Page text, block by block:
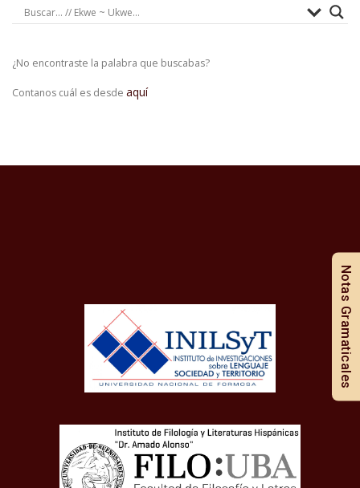
¿No encontraste la palabra que buscabas?
Contanos cuál es desde aquí
Notas Gramaticales